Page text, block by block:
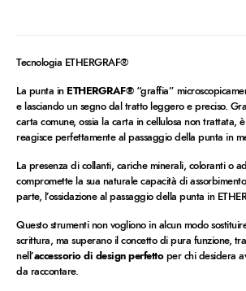
Tecnologia ETHERGRAF®
La punta in ETHERGRAF®“graffia”
e lasciando un segno dal tratto leggero e preciso.
carta comune, ossia la carta in cellulosa non trattata,
reagisce perfettamente al passaggio della punta in
La presenza di collanti, cariche minerali, coloranti o
compromette la sua naturale capacità di
parte, l’ossidazione al passaggio della punta in
Questo strumenti non vogliono in alcun modo
scrittura, ma superano il concetto di pura funzione,
nell’accessorio di design perfettoper chi desidera
da raccontare.